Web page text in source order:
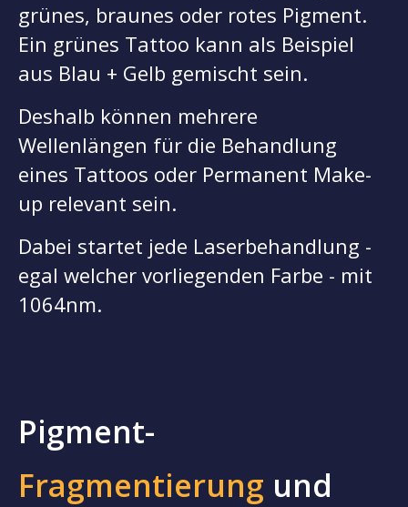
grünes, braunes oder rotes Pigment.
Ein grünes Tattoo kann als Beispiel
aus Blau + Gelb gemischt sein.
Deshalb können mehrere
Wellenlängen für die Behandlung
eines Tattoos oder Permanent Make-
up relevant sein.
Dabei startet jede Laserbehandlung -
egal welcher vorliegenden Farbe - mit
1064nm.
Pigment-
Fragmentierung und